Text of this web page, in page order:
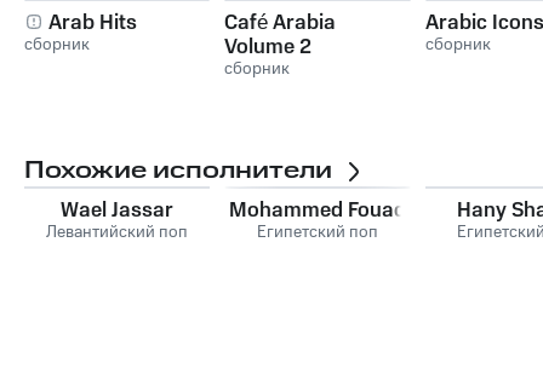
Arab Hits
сборник
Café Arabia
Volume 2
сборник
Arabic Icons
сборник
Похожие исполнители
Wael Jassar
Левантийский поп
Mohammed Fouad
Египетский поп
Hany